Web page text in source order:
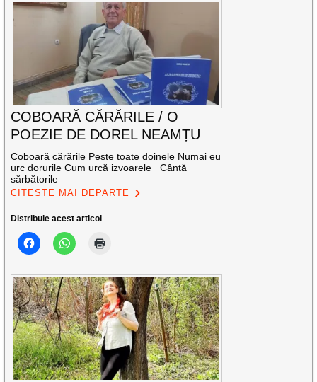
COBOARĂ CĂRĂRILE / O
POEZIE DE DOREL NEAMȚU
Coboară cărările Peste toate doinele Numai eu
urc dorurile Cum urcă izvoarele Cântă
sărbătorile
CITEȘTE MAI DEPARTE
Distribuie acest articol